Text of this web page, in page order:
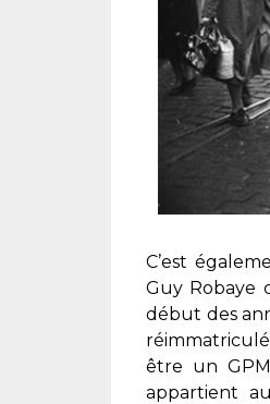
C’est
Guy Robaye
début des
être un
appartient